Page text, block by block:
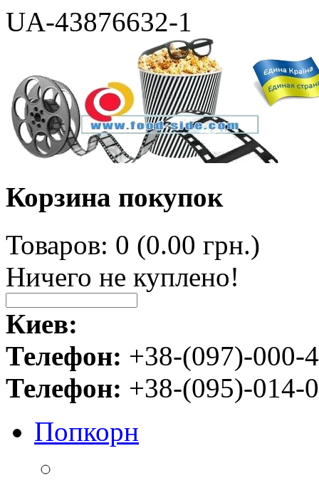
UA-43876632-1
Корзина покупок
Товаров: 0 (0.00 грн.)
Ничего не куплено!
Киев:
Телефон: +38-(097)-000-
Телефон: +38-(095)-014-
Попкорн